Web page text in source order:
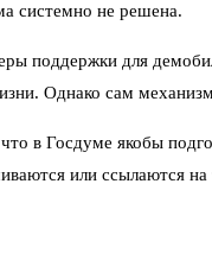
системно не решена.
поддержки для
Однако сам
Госдуме якобы
или ссылаются